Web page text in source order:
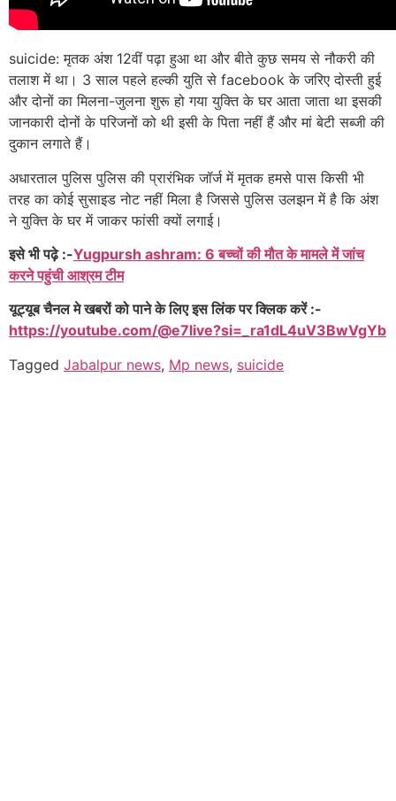
suicide: मृतक अंश 12वीं पढ़ा हुआ था और बीते कुछ समय से नौकरी की
तलाश में था। 3 साल पहले हल्की युति से facebook के जरिए दोस्ती हुई
और दोनों का मिलना-जुलना शुरू हो गया युक्ति के घर आता जाता था इसकी
जानकारी दोनों के परिजनों को थी इसी के पिता नहीं हैं और मां बेटी सब्जी की
दुकान लगाते हैं।
अधारताल पुलिस पुलिस की प्रारंभिक जॉर्ज में मृतक हमसे पास किसी भी
तरह का कोई सुसाइड नोट नहीं मिला है जिससे पुलिस उलझन में है कि अंश
ने युक्ति के घर में जाकर फांसी क्यों लगाई।
इसे भी पढ़े :-Yugpursh ashram: 6 बच्चों की मौत के मामले में जांच
करने पहुंची आश्रम टीम
यूट्यूब चैनल मे खबरों को पाने के लिए इस लिंक पर क्लिक करें :-
https://youtube.com/@e7live?si=_ra1dL4uV3BwVgYb
Tagged Jabalpur news, Mp news, suicide